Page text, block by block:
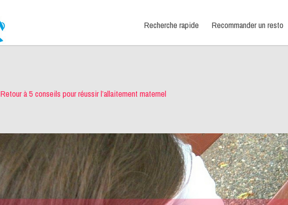
Recherche rapide Recommander un resto
Retour à 5 conseils pour réussir l’allaitement maternel